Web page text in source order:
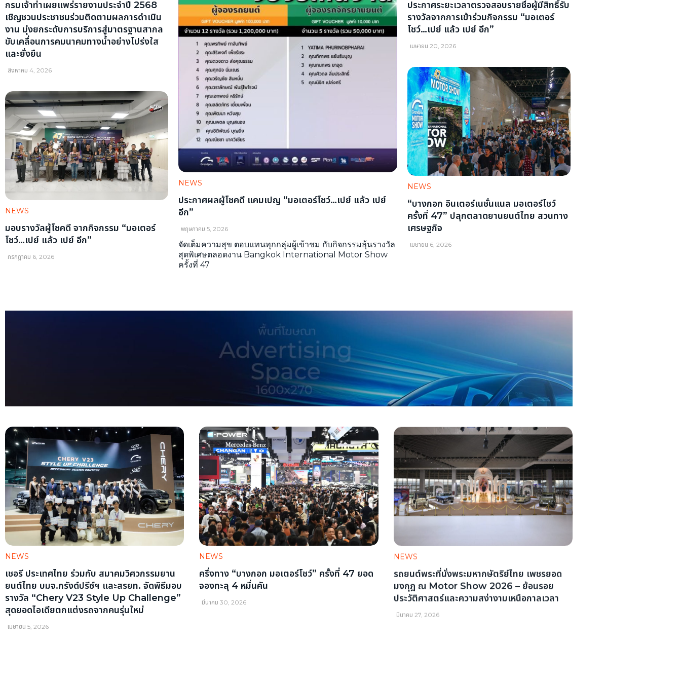
กรมเจ้าท่าเผยแพร่รายงานประจำปี 2568
เชิญชวนประชาชนร่วมติดตามผลการดำเนิน
งาน มุ่งยกระดับการบริการสู่มาตรฐานสากล
ขับเคลื่อนการคมนาคมทางน้ำอย่างโปร่งใส
และยั่งยืน
สิงหาคม 4, 2026
NEWS
มอบรางวัลผู้โชคดี จากกิจกรรม “มอเตอร์
โชว์…เปย์ แล้ว เปย์ อีก”
กรกฎาคม 6, 2026
NEWS
ประกาศผลผู้โชคดี แคมเปญ “มอเตอร์โชว์…เปย์ แล้ว เปย์
อีก”
พฤษภาคม 5, 2026
จัดเต็มความสุข ตอบแทนทุกกลุ่มผู้เข้าชม กับกิจกรรมลุ้นรางวัล
สุดพิเศษตลอดงาน Bangkok International Motor Show
ครั้งที่ 47
ประกาศระยะเวลาตรวจสอบรายชื่อผู้มีสิทธิ์รับ
รางวัลจากการเข้าร่วมกิจกรรม “มอเตอร์
โชว์…เปย์ แล้ว เปย์ อีก”
เมษายน 20, 2026
NEWS
“บางกอก อินเตอร์เนชั่นแนล มอเตอร์โชว์
ครั้งที่ 47” ปลุกตลาดยานยนต์ไทย สวนทาง
เศรษฐกิจ
เมษายน 6, 2026
NEWS
เชอรี ประเทศไทย ร่วมกับ สมาคมวิศวกรรมยาน
ยนต์ไทย บมจ.กรังด์ปรีซ์ฯ และสรยท. จัดพิธีมอบ
รางวัล “Chery V23 Style Up Challenge”
สุดยอดไอเดียตกแต่งรถจากคนรุ่นใหม่
เมษายน 5, 2026
NEWS
ครึ่งทาง “บางกอก มอเตอร์โชว์” ครั้งที่ 47 ยอด
จองทะลุ 4 หมื่นคัน
มีนาคม 30, 2026
NEWS
รถยนต์พระที่นั่งพระมหากษัตริย์ไทย เพชรยอด
มงกุฎ ณ Motor Show 2026 – ย้อนรอย
ประวัติศาสตร์และความสง่างามเหนือกาลเวลา
มีนาคม 27, 2026